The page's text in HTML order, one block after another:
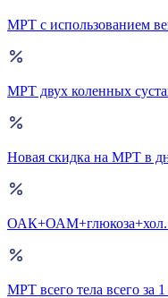
МРТ с использованием
МРТ двух коленных
Новая скидка на МРТ в
ОАК+ОАМ+глюкоза+хол.
МРТ всего тела всего за 1